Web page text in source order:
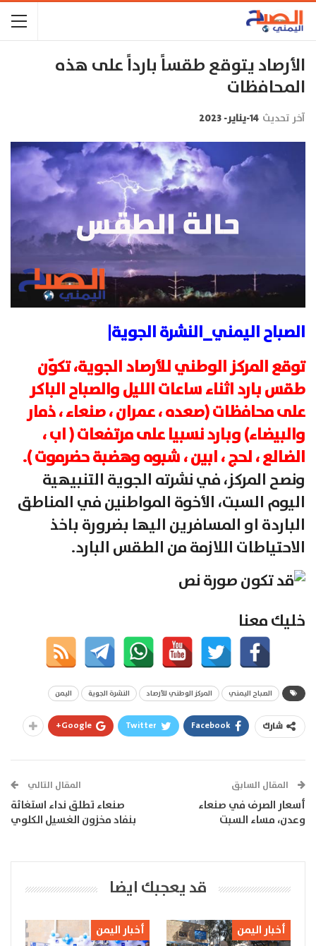
الأرصاد يتوقع طقساً بارداً على هذه
المحافظات
آخر تحديث 14-يناير- 2023
الصباح اليمني_النشرة الجوية|
توقع المركز الوطني للأرصاد الجوية، تكوّن
طقس بارد اثناء ساعات الليل والصباح الباكر
على محافظات (صعده ، عمران ، صنعاء ، ذمار
والبيضاء) وبارد نسبيا على مرتفعات ( اب ،
الضالع ، لحج ، ابين ، شبوه وهضبة حضرموت ).
ونصح المركز، في نشرته الجوية التنبيهية
اليوم السبت، الأخوة المواطنين في المناطق
الباردة او المسافرين اليها بضرورة باخذ
الاحتياطات اللازمة من الطقس البارد.
خليك معنا
الصباح اليمني المركز الوطني للأرصاد النشرة الجوية اليمن
شارك Facebook
Twitter
Google+
المقال السابق
أسعار الصرف في صنعاء
وعدن، مساء السبت
المقال التالي
صنعاء تطلق نداء استغاثة
بنفاد مخزون الغسيل الكلوي
قد يعجبك ايضا
أخبار اليمن أخبار اليمن